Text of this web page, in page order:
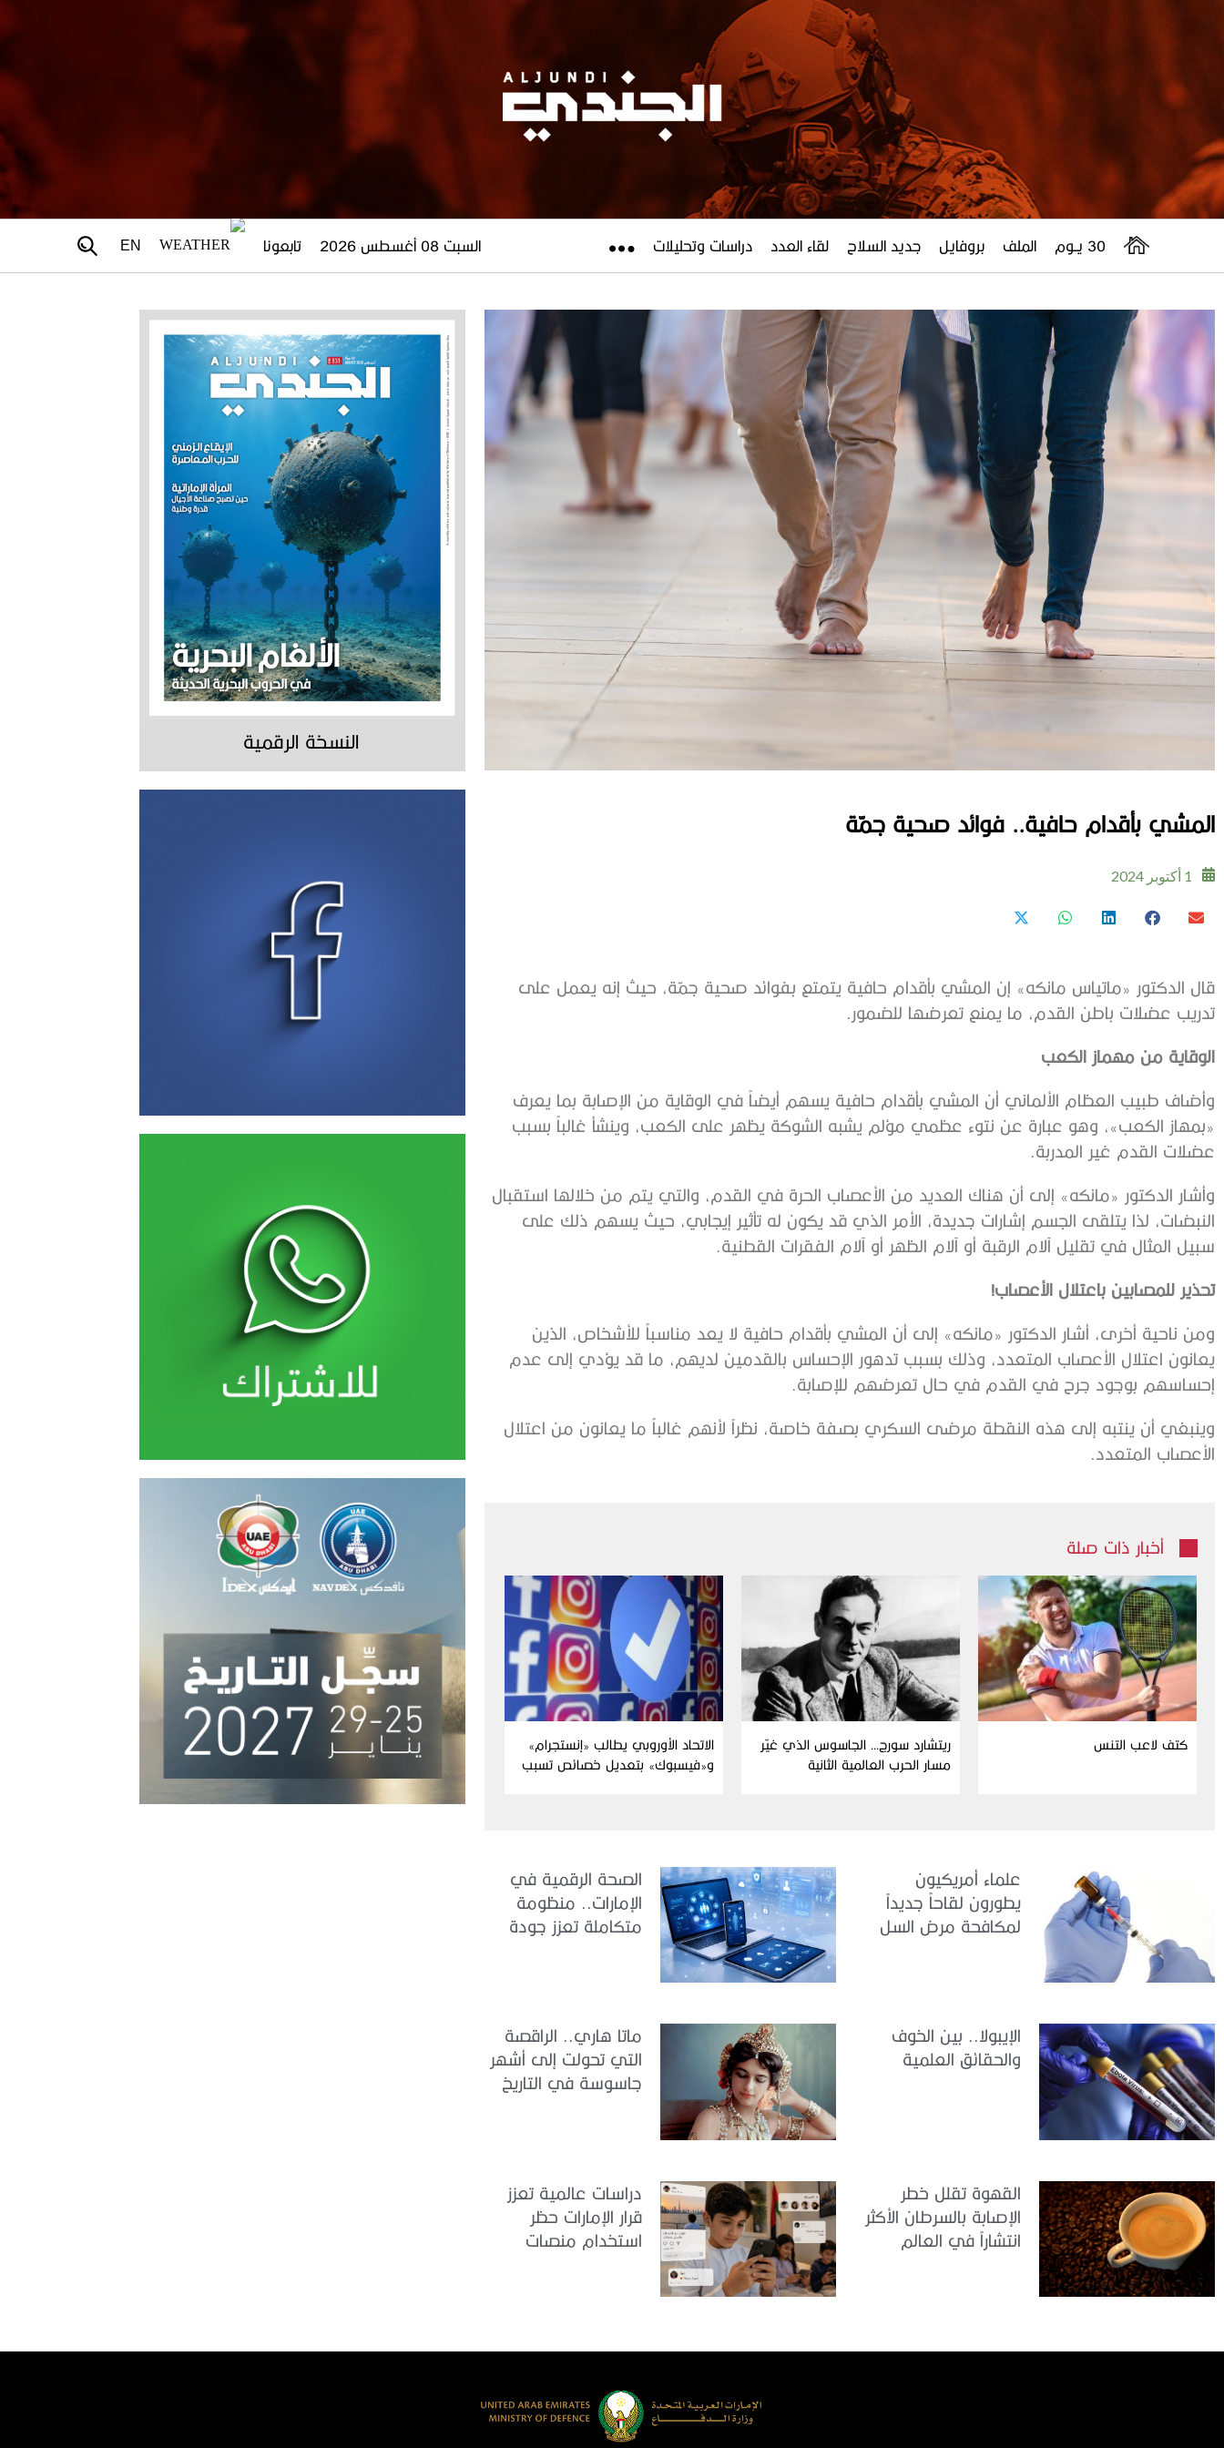
30 يــوم الملف بروفايل جديد السلاح لقاء العدد دراسات وتحليلات السبت 08 أغسطس 2026 تابعونا EN
المشي بأقدام حافية.. فوائد صحية جمّة
1 أكتوبر 2024
قال الدكتور «ماتياس مانكه» إن المشي بأقدام حافية يتمتع بفوائد صحية جمّة، حيث إنه يعمل على
تدريب عضلات باطن القدم، ما يمنع تعرضها للضمور.
الوقاية من مهماز الكعب
وأضاف طبيب العظام الألماني أن المشي بأقدام حافية يسهم أيضاً في الوقاية من الإصابة بما يعرف
«بمهاز الكعب»، وهو عبارة عن نتوء عظمي مؤلم يشبه الشوكة يظهر على الكعب، وينشأ غالباً بسبب
عضلات القدم غير المدربة.
وأشار الدكتور «مانكه» إلى أن هناك العديد من الأعصاب الحرة في القدم، والتي يتم من خلالها استقبال
النبضات، لذا يتلقى الجسم إشارات جديدة، الأمر الذي قد يكون له تأثير إيجابي، حيث يسهم ذلك على
سبيل المثال في تقليل آلام الرقبة أو آلام الظهر أو آلام الفقرات القطنية.
تحذير للمصابين باعتلال الأعصاب!
ومن ناحية أخرى، أشار الدكتور «مانكه» إلى أن المشي بأقدام حافية لا يعد مناسباً للأشخاص، الذين
يعانون اعتلال الأعصاب المتعدد، وذلك بسبب تدهور الإحساس بالقدمين لديهم، ما قد يؤدي إلى عدم
إحساسهم بوجود جرح في القدم في حال تعرضهم للإصابة.
وينبغي أن ينتبه إلى هذه النقطة مرضى السكري بصفة خاصة، نظراً لأنهم غالباً ما يعانون من اعتلال
الأعصاب المتعدد.
أخبار ذات صلة
كتف لاعب التنس
ريتشارد سورج… الجاسوس الذي غيّر
مسار الحرب العالمية الثانية
الاتحاد الأوروبي يطالب «إنستجرام»
و«فيسبوك» بتعديل خصائص تسبب
علماء أمريكيون
يطورون لقاحاً جديداً
لمكافحة مرض السل
الصحة الرقمية في
الإمارات.. منظومة
متكاملة تعزز جودة
الإيبولا.. بين الخوف
والحقائق العلمية
ماتا هاري.. الراقصة
التي تحولت إلى أشهر
جاسوسة في التاريخ
القهوة تقلل خطر
الإصابة بالسرطان الأكثر
انتشاراً في العالم
دراسات عالمية تعزز
قرار الإمارات حظر
استخدام منصات
النسخة الرقمية